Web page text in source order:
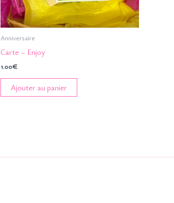
Anniversaire
Carte – Enjoy
1.00€
Ajouter au panier